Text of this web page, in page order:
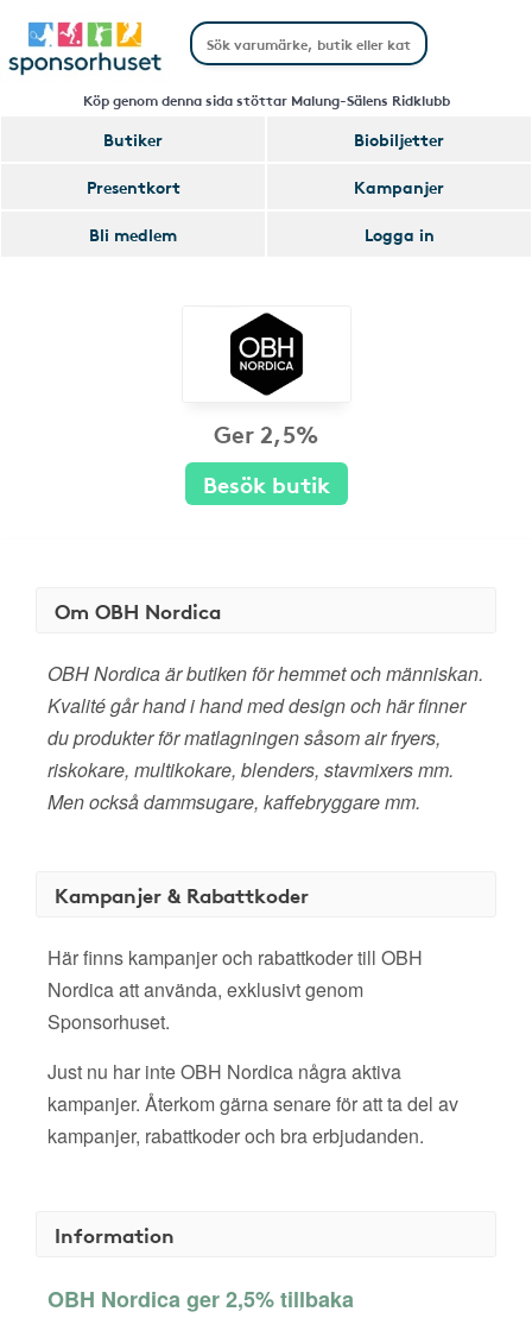
Köp genom denna sida stöttar Malung-Sälens Ridklubb
Butiker
Biobiljetter
Presentkort
Kampanjer
Bli medlem
Logga in
Ger 2,5%
Besök butik
Om OBH Nordica
OBH Nordica är butiken för hemmet och människan.
Kvalité går hand i hand med design och här finner
du produkter för matlagningen såsom air fryers,
riskokare, multikokare, blenders, stavmixers mm.
Men också dammsugare, kaffebryggare mm.
Kampanjer & Rabattkoder
Här finns kampanjer och rabattkoder till OBH
Nordica att använda, exklusivt genom
Sponsorhuset.
Just nu har inte OBH Nordica några aktiva
kampanjer. Återkom gärna senare för att ta del av
kampanjer, rabattkoder och bra erbjudanden.
Information
OBH Nordica ger 2,5% tillbaka